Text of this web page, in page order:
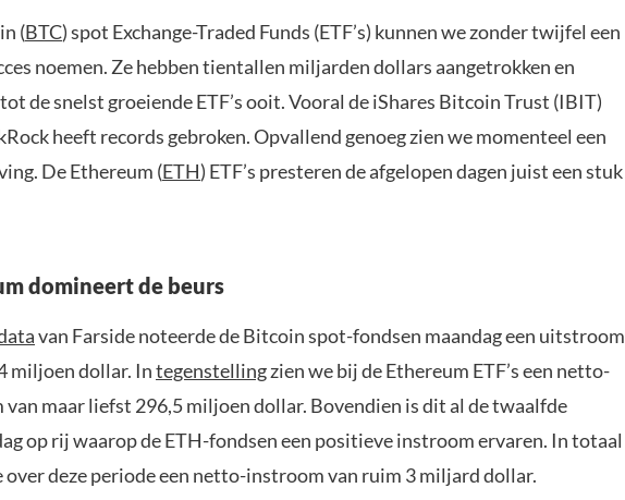
(BTC) spot Exchange-Traded Funds (ETF’s) kunnen we zonder twijfel een
noemen. Ze hebben tientallen miljarden dollars aangetrokken en
de snelst groeiende ETF’s ooit. Vooral de iShares Bitcoin Trust (IBIT)
heeft records gebroken. Opvallend genoeg zien we momenteel een
De Ethereum (ETH) ETF’s presteren de afgelopen dagen juist een stuk
domineert de beurs
van Farside noteerde de Bitcoin spot-fondsen maandag een uitstroom
miljoen dollar. Integenstellingzien we bij de Ethereum ETF’s een netto-
maar liefst 296,5 miljoen dollar. Bovendien is dit al de twaalfde
op rij waarop de ETH-fondsen een positieve instroom ervaren. In totaal
over deze periode een netto-instroom van ruim 3 miljard dollar.